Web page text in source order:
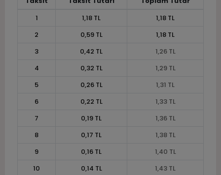
1
1,18 TL
1,18 TL
2
0,59 TL
1,18 TL
3
0,42 TL
1,26 TL
4
0,32 TL
1,29 TL
5
0,26 TL
1,31 TL
6
0,22 TL
1,33 TL
7
0,19 TL
1,36 TL
8
0,17 TL
1,38 TL
9
0,16 TL
1,40 TL
10
0,14 TL 1,43 TL